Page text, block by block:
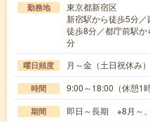
勤務地
東京都新宿区
新宿駅から徒歩5分
徒歩8分／都庁前駅
分
曜日頻度 月～金（土日祝休み）
時間 9:00～18:00（休憩1
期間 即日～長期 ※8月～